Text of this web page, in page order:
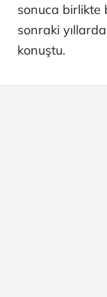
sonuca birlikte
sonraki
konuştu.